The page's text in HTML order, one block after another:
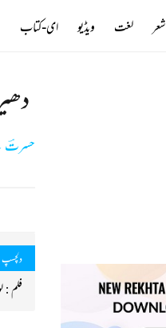
حسرتؔ
دلچسپ
فلم : لو میرج سال: 1959
شعر لغت ویڈیو ای-کتاب